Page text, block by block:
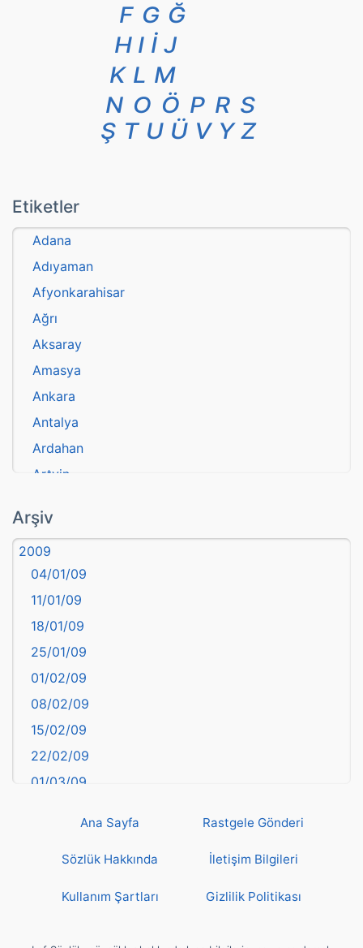
F G Ğ
H I İ J
K L M
N O Ö P R S
Ş T U Ü V Y Z
Etiketler
Adana
Adıyaman
Afyonkarahisar
Ağrı
Aksaray
Amasya
Ankara
Antalya
Ardahan
Artvin
Aydın
Balıkesir
Bartın
başkentler
Batman
Bayburt
Bilecik
Bingöl
Bitlis
Bolu
Burdur
Çankırı
Çorum
deyim
Arşiv
2009
04/01/09
11/01/09
18/01/09
25/01/09
01/02/09
08/02/09
15/02/09
22/02/09
01/03/09
22/03/09
Ana Sayfa Rastgele Gönderi
Sözlük Hakkında İletişim Bilgileri
Kullanım Şartları Gizlilik Politikası